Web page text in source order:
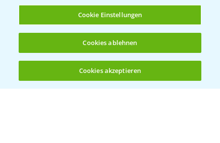
(noch 4)
T.+49 (0)214/30-20220
Folgen Sie uns
Cookie Einstellungen
Cookies ablehnen
Cookies akzeptieren